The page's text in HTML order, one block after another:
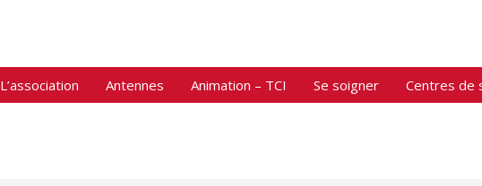
L’association Antennes Animation – TCI Se soigner Centres de